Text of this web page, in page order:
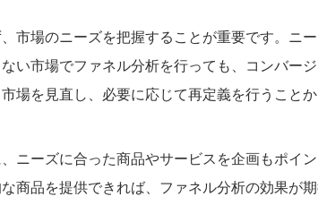
、市場のニーズを把握することが重要です。ニ
い市場でファネル分析を行っても、コンバー
場を見直し、必要に応じて再定義を行うことか
ニーズに合った商品やサービスを企画もポイ
商品を提供できれば、ファネル分析の効果が